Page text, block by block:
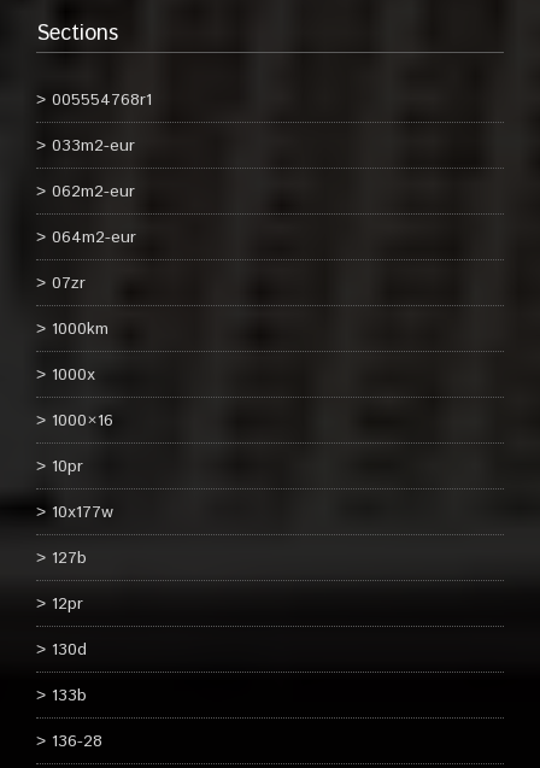
Sections
005554768r1
033m2-eur
062m2-eur
064m2-eur
07zr
1000km
1000x
1000×16
10pr
10x177w
127b
12pr
130d
133b
136-28